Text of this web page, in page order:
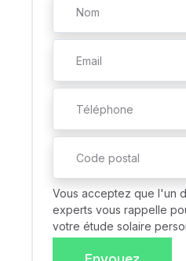
Vous acceptez que l'un
experts vous rappelle
votre étude solaire